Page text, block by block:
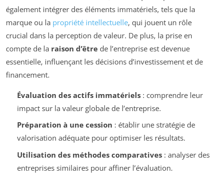
également intégrer des éléments immatériels, tels que la
marque ou la propriété intellectuelle, qui jouent un rôle
crucial dans la perception de valeur. De plus, la prise en
compte de la raison d’être de l’entreprise est devenue
essentielle, influençant les décisions d’investissement et de
financement.
Évaluation des actifs immatériels: comprendre leur
impact sur la valeur globale de l’entreprise.
Préparation à une cession : établir une stratégie de
valorisation adéquate pour optimiser les résultats.
Utilisation des méthodes comparatives: analyser des
entreprises similaires pour affiner l’évaluation.